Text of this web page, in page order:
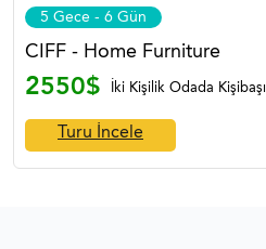
5 Gece - 6 Gün
CIFF - Home Furniture
2550$ İki Kişilik Odada Kişibaşı
Turu İncele